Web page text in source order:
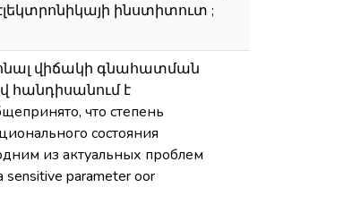
ինստիտուտ ;
վիճակի գնահատման
հանդիսանում է
что степень
состояния
из актуальных проблем
parameter oor